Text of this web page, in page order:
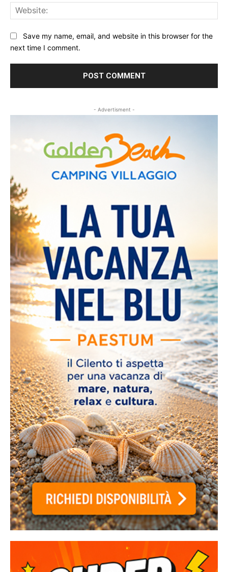
Save my name, email, and website in this browser for the
next time I comment.
- Advertisment -